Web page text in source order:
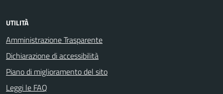
UTILITÀ
Amministrazione Trasparente
Dichiarazione di accessibilità
Piano di miglioramento del sito
Leggi le FAQ